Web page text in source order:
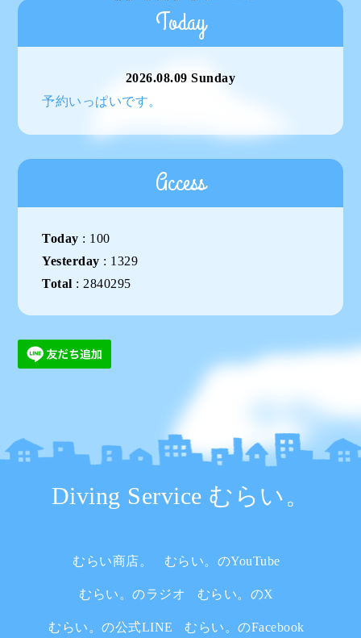
Today
2026.08.09 Sunday
予約いっぱいです。
Access
Today : 100
Yesterday : 1329
Total : 2840295
Diving Service むらい。
むらい商店。 むらい。のYouTube
むらい。のラジオ むらい。のX
むらい。の公式LINE むらい。のFacebook